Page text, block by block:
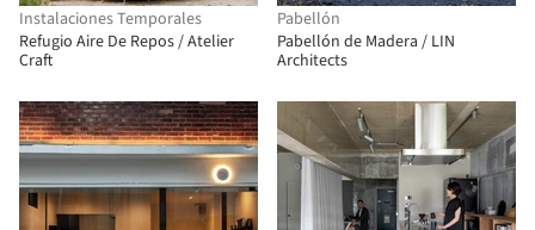
Instalaciones Temporales
Refugio Aire De Repos / Atelier
Craft
Pabellón
Pabellón de Madera / LIN
Architects